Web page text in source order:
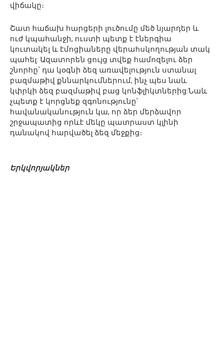
վիճակը։
Շատ հաճախ հարցերի լուծումը մեծ նյարդեր և
ուժ կպահանջի, ուստի պետք է էներգիա
կուտակել և էմոցիաները վերահսկողության տակ
պահել: Ազատորեն ցույց տվեք համոզելու ձեր
շնորհը՝ դա կօգնի ձեզ առավելություն ստանալ
բազմաթիվ քննարկումներում, ինչ պես նաև
կփրկի ձեզ բազմաթիվ բաց կոնֆլիկտներից:Նաև
չպետք է կորցնեք զգոնությունը՝
հավանականություն կա, որ ձեր մերձավոր
շրջապատից որևէ մեկը պատրաստ կլինի
դանակով հարվածել ձեզ մեջքից։
Երկվորյակներ